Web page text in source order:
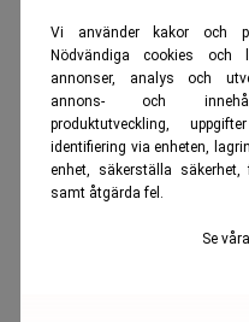
Vi använder kakor och
Nödvändiga cookies och
annonser, analys och
annons- och
produktutveckling,
identifiering via enheten,
enhet, säkerställa säkerhet,
samt åtgärda fel.
Se våra